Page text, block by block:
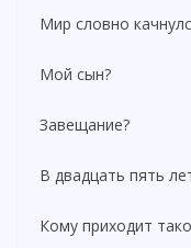
Мир словно
Мой сын?
Завещание?
В двадцать пять
Кому приходит